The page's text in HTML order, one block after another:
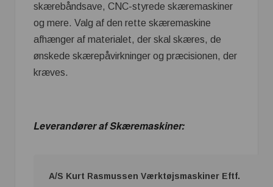
skærebåndsave, CNC-styrede skæremaskiner
og mere. Valg af den rette skæremaskine
afhænger af materialet, der skal skæres, de
ønskede skærepåvirkninger og præcisionen, der
kræves.
Leverandører af Skæremaskiner:
A/S Kurt Rasmussen Værktøjsmaskiner Eftf.